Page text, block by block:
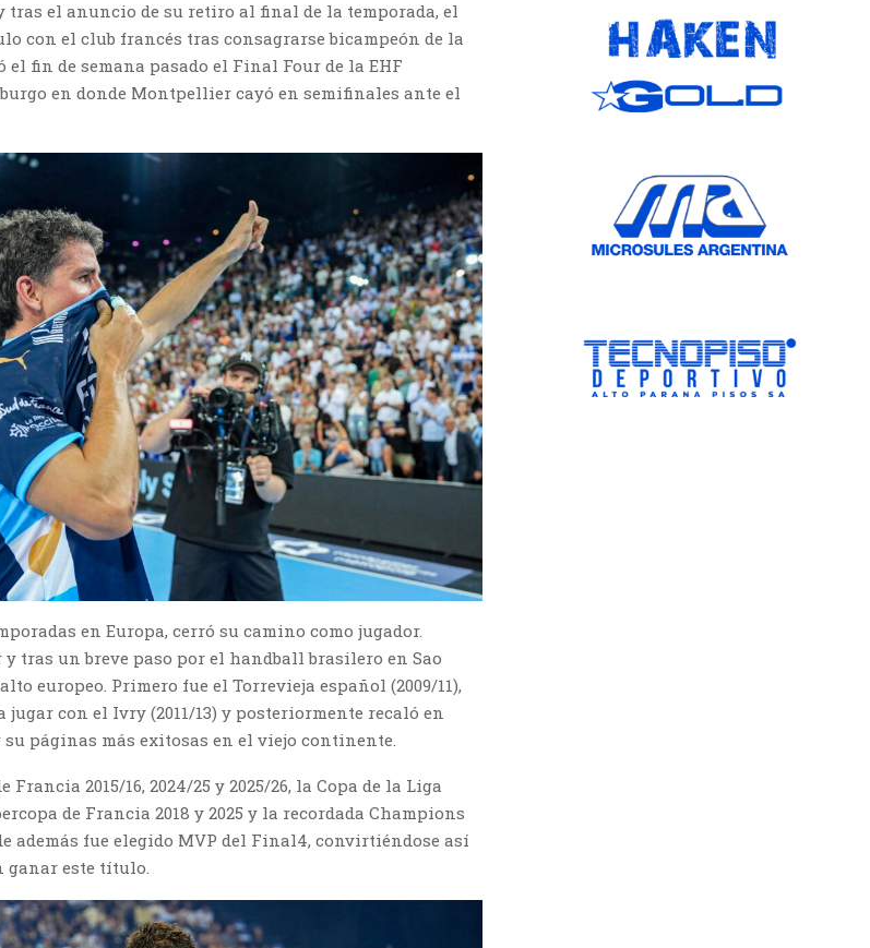
tras el anuncio de su retiro al final de la temporada, el
con el club francés tras consagrarse bicampeón de la
el fin de semana pasado el Final Four de la EHF
en donde Montpellier cayó en semifinales ante el
en Europa, cerró su camino como jugador.
y tras un breve paso por el handball brasilero en Sao
europeo. Primero fue el Torrevieja español (2009/11),
jugar con el Ivry (2011/13) y posteriormente recaló en
páginas más exitosas en el viejo continente.
2015/16, 2024/25 y 2025/26, la Copa de la Liga
de Francia 2018 y 2025 y la recordada Champions
además fue elegido MVP del Final4, convirtiéndose así
este título.